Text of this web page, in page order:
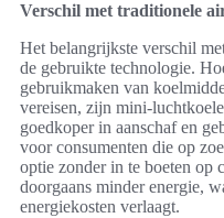
Verschil met traditionele
Het belangrijkste verschil
de gebruikte technologie.
gebruikmaken van
vereisen, zijn mini-
goedkoper in aanschaf en
voor consumenten die op
optie zonder in te boeten op
doorgaans minder energie,
energiekosten verlaagt.